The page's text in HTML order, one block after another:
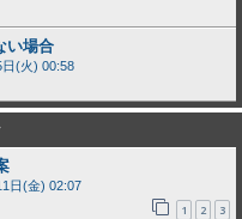
い場合
(火) 00:58
日(金) 02:07
1 2 3